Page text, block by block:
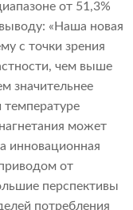
от 51,3%
«Наша новая
с точки зрения
чем выше
значительнее
может
инновационная
от
перспективы
потребления